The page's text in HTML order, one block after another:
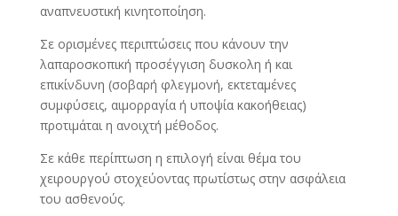
αναπνευστική κινητοποίηση.
Σε ορισμένες περιπτώσεις που κάνουν την
λαπαροσκοπική προσέγγιση δυσκολη ή και
επικίνδυνη (σοβαρή φλεγμονή, εκτεταμένες
συμφύσεις, αιμορραγία ή υποψία κακοήθειας)
προτιμάται η ανοιχτή μέθοδος.
Σε κάθε περίπτωση η επιλογή είναι θέμα του
χειρουργού στοχεύοντας πρωτίστως στην ασφάλεια
του ασθενούς.